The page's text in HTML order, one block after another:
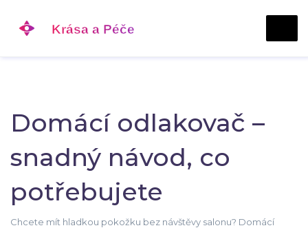
Domácí odlakovač –
snadný návod, co
potřebujete
Chcete mít hladkou pokožku bez návštěvy salonu? Domácí